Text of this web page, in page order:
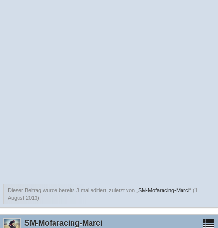
Dieser Beitrag wurde bereits 3 mal editiert, zuletzt von „ SM-Mofaracing-Marci“ (1.
August 2013)
SM-Mofaracing-Marci